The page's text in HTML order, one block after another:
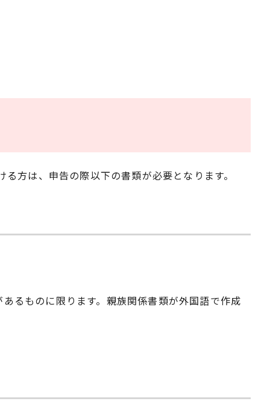
方は、申告の際以下の書類が必要となります。
るものに限ります。親族関係書類が外国語で作成